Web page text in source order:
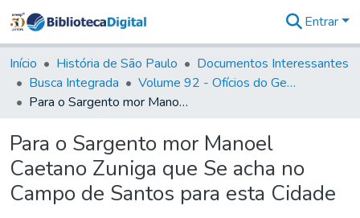
&
Coleções
Tudo na
Biblioteca
Estatísticas
Entrar
Início História de São Paulo
Documentos Interessantes
Busca Integrada
Volume 92 - Ofícios do General D. Luiz aos diversos funcionários da Capitania (1768- 1772)
Para o Sargento mor Manoel Caetano Zuniga que Se acha no Campo de Santos para esta Cidade
Para o Sargento mor Manoel
Caetano Zuniga que Se acha no
Campo de Santos para esta Cidade